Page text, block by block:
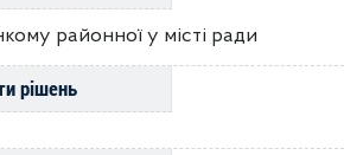
районної у місті ради
рішень